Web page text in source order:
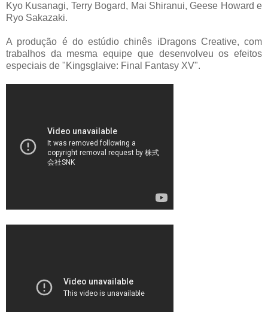
Kyo Kusanagi, Terry Bogard, Mai Shiranui, Geese Howard e
Ryo Sakazaki.
A produção é do estúdio chinês iDragons Creative, com
trabalhos da mesma equipe que desenvolveu os efeitos
especiais de "Kingsglaive: Final Fantasy XV".